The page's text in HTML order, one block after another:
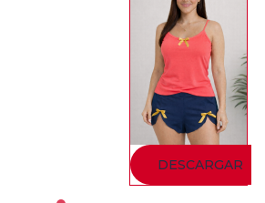
DESCARGAR